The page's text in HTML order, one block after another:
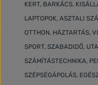
KERT, BARKÁCS,
LAPTOPOK, ASZTALI
OTTHON, HÁZTARTÁS,
SPORT, SZABADIDŐ,
SZÁMÍTÁSTECHNIKA,
SZÉPSÉGÁPOLÁS,